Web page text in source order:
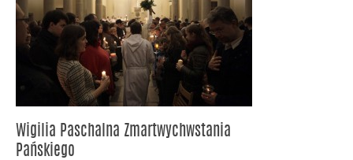
Wigilia Paschalna Zmartwychwstania
Pańskiego